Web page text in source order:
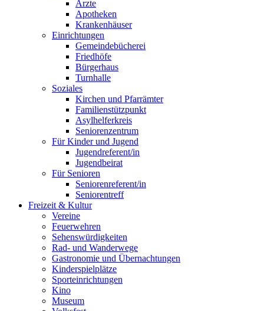
Ärzte
Apotheken
Krankenhäuser
Einrichtungen
Gemeindebücherei
Friedhöfe
Bürgerhaus
Turnhalle
Soziales
Kirchen und Pfarrämter
Familienstützpunkt
Asylhelferkreis
Seniorenzentrum
Für Kinder und Jugend
Jugendreferent/in
Jugendbeirat
Für Senioren
Seniorenreferent/in
Seniorentreff
Freizeit & Kultur
Vereine
Feuerwehren
Sehenswürdigkeiten
Rad- und Wanderwege
Gastronomie und Übernachtungen
Kinderspielplätze
Sporteinrichtungen
Kino
Museum